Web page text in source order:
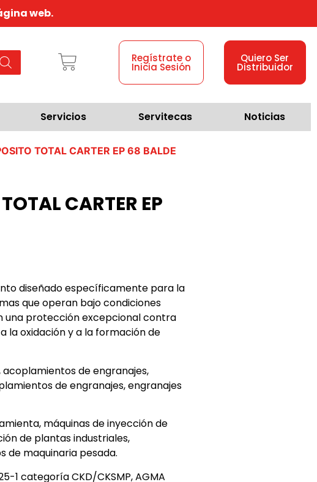
web.
Regístrate o
Inicia Sesión
Quiero Ser
Distribuidor
Servicios Servitecas Noticias
TOTAL CARTER EP 68 BALDE
CARTER EP
diseñado específicamente para la
que operan bajo condiciones
una protección excepcional contra
la oxidación y a la formación de
de engranajes,
de engranajes, engranajes
máquinas de inyección de
de plantas industriales,
de maquinaria pesada.
1 categoría CKD/CKSMP, AGMA